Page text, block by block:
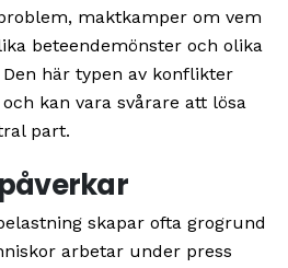
maktkamper om vem
beteendemönster och olika
här typen av konflikter
kan vara svårare att lösa
part.
skapar ofta grogrund
arbetar under press